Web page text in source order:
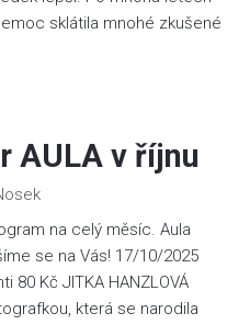
sklátila mnohé zkušené
AULA v říjnu
na celý měsíc. Aula
se na Vás! 17/10/2025
80 Kč JITKA HANZLOVÁ
která se narodila